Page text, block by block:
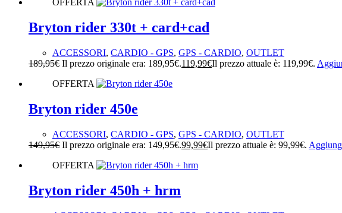
OFFERTA
Bryton rider 330t + card+cad
ACCESSORI, CARDIO - GPS, GPS - CARDIO, OUTLET
189,95€ Il prezzo originale era: 189,95€.119,99€Il prezzo attuale è: 119,99€.
OFFERTA
Bryton rider 450e
ACCESSORI, CARDIO - GPS, GPS - CARDIO, OUTLET
149,95€ Il prezzo originale era: 149,95€.99,99€Il prezzo attuale è: 99,99€.
OFFERTA
Bryton rider 450h + hrm